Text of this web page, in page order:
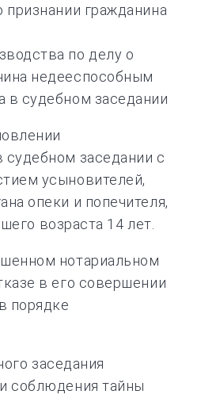
признании гражданина
по делу о
недееспособным
в судебном заседании
судебном заседании с
усыновителей,
опеки и попечителя,
возраста 14 лет.
нотариальном
в его совершении
порядке
заседания
соблюдения тайны